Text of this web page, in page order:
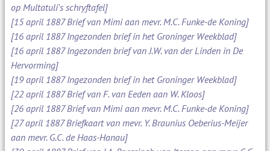
op Multatuli's schryftafel]
[15 april 1887 Brief van Mimi aan mevr. M.C. Funke-de Koning]
[16 april 1887 Ingezonden brief in het Groninger Weekblad]
[16 april 1887 Ingezonden brief van J.W. van der Linden in De
Hervorming]
[19 april 1887 Ingezonden brief in het Groninger Weekblad]
[22 april 1887 Brief van F. van Eeden aan W. Kloos]
[26 april 1887 Brief van Mimi aan mevr. M.C. Funke-de Koning]
[27 april 1887 Briefkaart van mevr. Y. Braunius Oeberius-Meijer
aan mevr. G.C. de Haas-Hanau]